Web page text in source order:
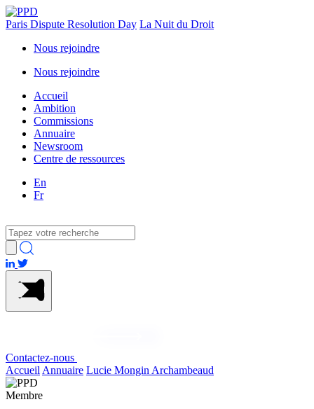
Paris Dispute Resolution Day La Nuit du Droit
Nous rejoindre
Nous rejoindre
Accueil
Ambition
Commissions
Annuaire
Newsroom
Centre de ressources
En
Fr
Contactez-nous
Accueil Annuaire Lucie Mongin Archambeaud
Membre